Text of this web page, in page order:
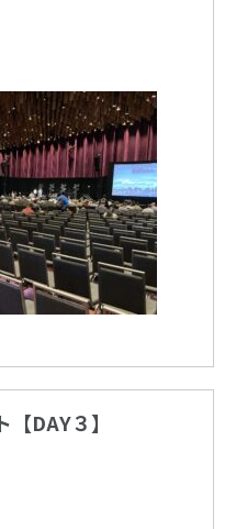
DAY３】